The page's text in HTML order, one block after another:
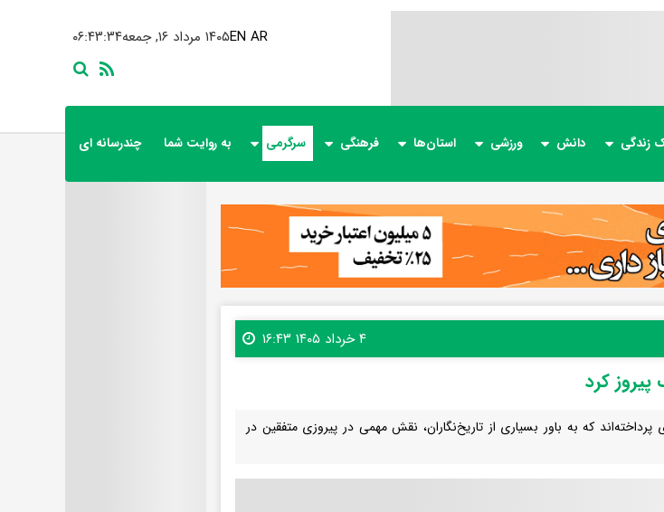
۰۶:۴۳:۳۵ ۱۴۰۵ مرداد ۱۶, جمعهEN AR
زندگی دانش ورزشی استان‌ها فرهنگی سرگرمی به روایت شما چندرسانه ای
۴ خرداد ۱۴۰۵ ۱۶:۴۳
کرد
پرداخته‌اند که به باور بسیاری از تاریخ‌نگاران، نقش مهمی در پیروزی متفقین در